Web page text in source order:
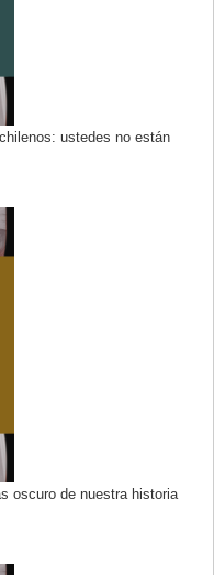
ustedes no están
oscuro de nuestra historia